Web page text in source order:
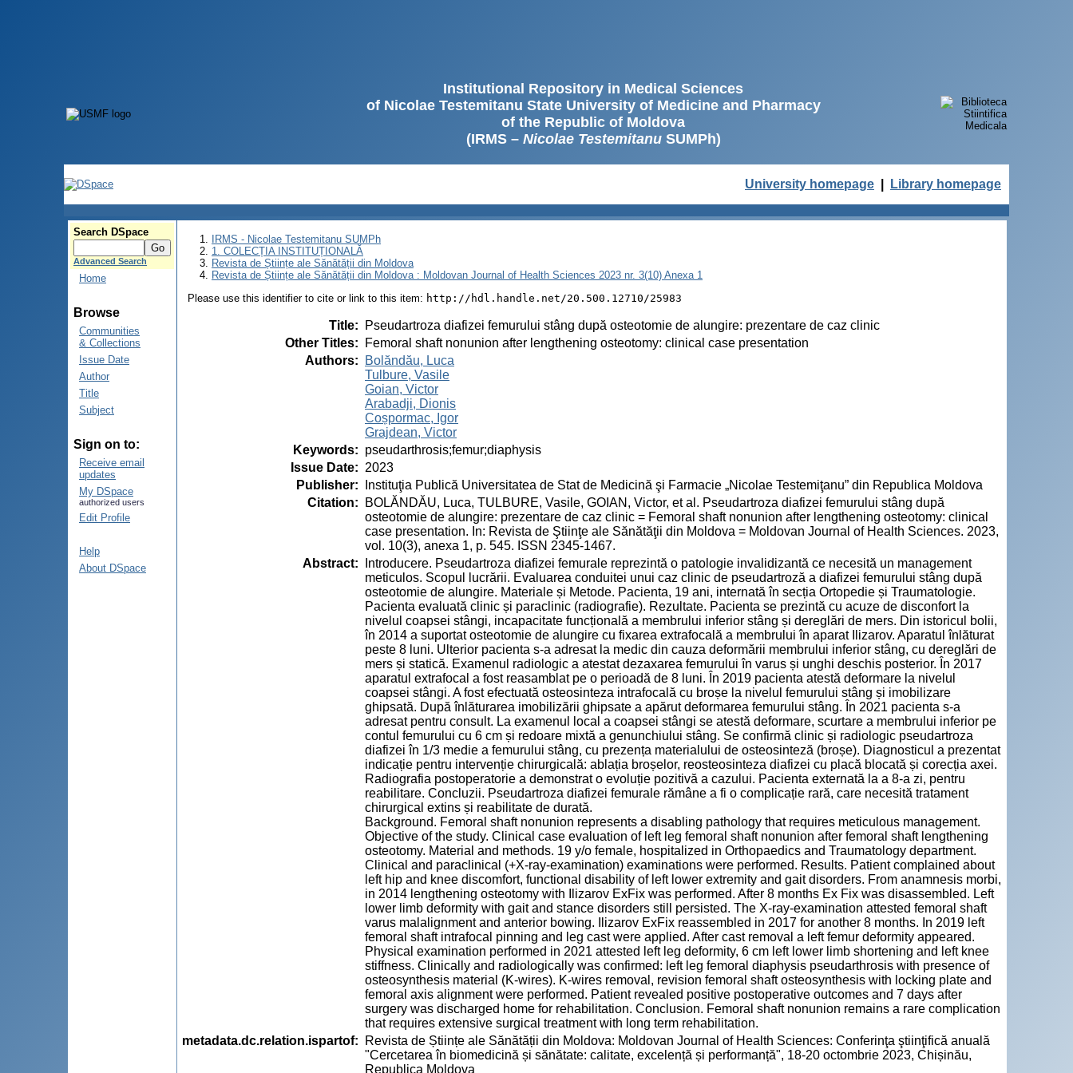
Institutional Repository in Medical Sciences
of Nicolae Testemitanu State University of Medicine and Pharmacy
of the Republic of Moldova
(IRMS – Nicolae TestemitanuSUMPh)
University homepage Library homepage
Search DSpace
Advanced Search
Home
Browse
Communities
& Collections
Issue Date
Author
Title
Subject
Sign on to:
Receive email
updates
My DSpace
authorized users
Edit Profile
Help
About DSpace
IRMS - Nicolae Testemitanu SUMPh
1. COLECȚIA INSTITUȚIONALĂ
Revista de Științe ale Sănătății din Moldova
Revista de Științe ale Sănătății din Moldova : Moldovan Journal of Health Sciences 2023 nr. 3(10) Anexa 1
Please use this identifier to cite or link to this item: http://hdl.handle.net/20.500.12710/25983
Title:
Pseudartroza diafizei femurului stâng după osteotomie de alungire: prezentare de caz clinic
Other Titles:
Femoral shaft nonunion after lengthening osteotomy: clinical case presentation
Authors:
Bolăndău, Luca
Tulbure, Vasile
Goian, Victor
Arabadji, Dionis
Coșpormac, Igor
Grajdean, Victor
Keywords: pseudarthrosis;femur;diaphysis
Issue Date: 2023
Publisher:
Instituţia Publică Universitatea de Stat de Medicină şi Farmacie „Nicolae Testemiţanu” din Republica Moldova
Citation:
BOLĂNDĂU, Luca, TULBURE, Vasile, GOIAN, Victor, et al. Pseudartroza diafizei femurului stâng după
osteotomie de alungire: prezentare de caz clinic = Femoral shaft nonunion after lengthening osteotomy: clinical
case presentation. In: Revista de Ştiinţe ale Sănătăţii din Moldova = Moldovan Journal of Health Sciences. 2023,
vol. 10(3), anexa 1, p. 545. ISSN 2345-1467.
Abstract:
Introducere. Pseudartroza diafizei femurale reprezintă o patologie invalidizantă ce necesită un management
meticulos. Scopul lucrării. Evaluarea conduitei unui caz clinic de pseudartroză a diafizei femurului stâng după
osteotomie de alungire. Materiale și Metode. Pacienta, 19 ani, internată în secția Ortopedie și Traumatologie.
Pacienta evaluată clinic și paraclinic (radiografie). Rezultate. Pacienta se prezintă cu acuze de disconfort la
nivelul coapsei stângi, incapacitate funcțională a membrului inferior stâng și dereglări de mers. Din istoricul bolii,
în 2014 a suportat osteotomie de alungire cu fixarea extrafocală a membrului în aparat Ilizarov. Aparatul înlăturat
peste 8 luni. Ulterior pacienta s-a adresat la medic din cauza deformării membrului inferior stâng, cu dereglări de
mers și statică. Examenul radiologic a atestat dezaxarea femurului în varus și unghi deschis posterior. În 2017
aparatul extrafocal a fost reasamblat pe o perioadă de 8 luni. În 2019 pacienta atestă deformare la nivelul
coapsei stângi. A fost efectuată osteosinteza intrafocală cu broșe la nivelul femurului stâng și imobilizare
ghipsată. După înlăturarea imobilizării ghipsate a apărut deformarea femurului stâng. În 2021 pacienta s-a
adresat pentru consult. La examenul local a coapsei stângi se atestă deformare, scurtare a membrului inferior pe
contul femurului cu 6 cm și redoare mixtă a genunchiului stâng. Se confirmă clinic și radiologic pseudartroza
diafizei în 1/3 medie a femurului stâng, cu prezența materialului de osteosinteză (broșe). Diagnosticul a prezentat
indicație pentru intervenție chirurgicală: ablația broșelor, reosteosinteza diafizei cu placă blocată și corecția axei.
Radiografia postoperatorie a demonstrat o evoluție pozitivă a cazului. Pacienta externată la a 8-a zi, pentru
reabilitare. Concluzii. Pseudartroza diafizei femurale rămâne a fi o complicație rară, care necesită tratament
chirurgical extins și reabilitate de durată.
Background. Femoral shaft nonunion represents a disabling pathology that requires meticulous management.
Objective of the study. Clinical case evaluation of left leg femoral shaft nonunion after femoral shaft lengthening
osteotomy. Material and methods. 19 y/o female, hospitalized in Orthopaedics and Traumatology department.
Clinical and paraclinical (+X-ray-examination) examinations were performed. Results. Patient complained about
left hip and knee discomfort, functional disability of left lower extremity and gait disorders. From anamnesis morbi,
in 2014 lengthening osteotomy with Ilizarov ExFix was performed. After 8 months Ex Fix was disassembled. Left
lower limb deformity with gait and stance disorders still persisted. The X-ray-examination attested femoral shaft
varus malalignment and anterior bowing. Ilizarov ExFix reassembled in 2017 for another 8 months. In 2019 left
femoral shaft intrafocal pinning and leg cast were applied. After cast removal a left femur deformity appeared.
Physical examination performed in 2021 attested left leg deformity, 6 cm left lower limb shortening and left knee
stiffness. Clinically and radiologically was confirmed: left leg femoral diaphysis pseudarthrosis with presence of
osteosynthesis material (K-wires). K-wires removal, revision femoral shaft osteosynthesis with locking plate and
femoral axis alignment were performed. Patient revealed positive postoperative outcomes and 7 days after
surgery was discharged home for rehabilitation. Conclusion. Femoral shaft nonunion remains a rare complication
that requires extensive surgical treatment with long term rehabilitation.
metadata.dc.relation.ispartof:
Revista de Științe ale Sănătății din Moldova: Moldovan Journal of Health Sciences: Conferinţa ştiinţifică anuală
"Cercetarea în biomedicină și sănătate: calitate, excelență și performanță", 18-20 octombrie 2023, Chișinău,
Republica Moldova